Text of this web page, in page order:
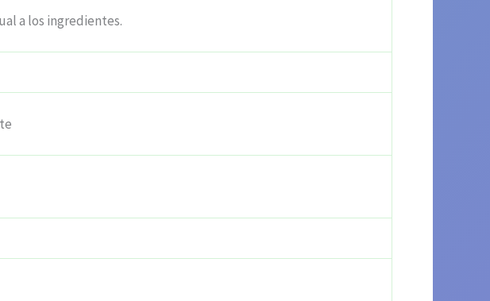
a los ingredientes.